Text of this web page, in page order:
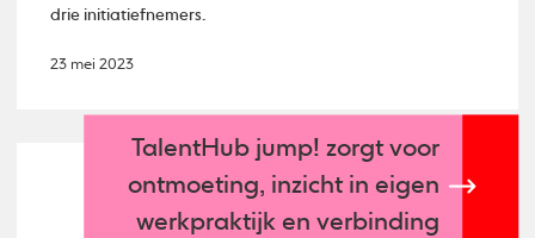
drie initiatiefnemers.
23 mei 2023
TalentHub jump! zorgt voor
ontmoeting, inzicht in eigen
werkpraktijk en verbinding